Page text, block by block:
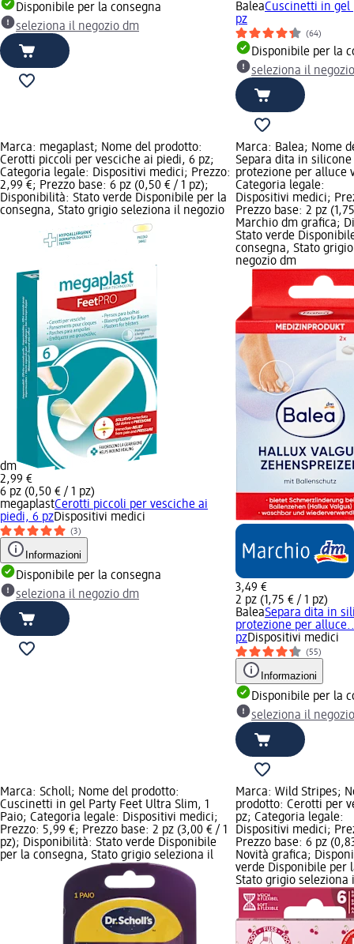
Disponibile per la consegna
seleziona il negozio dm
BaleaCuscinetti in gel
pz
(64)
Disponibile per la
seleziona il
Marca: megaplast; Nome del prodotto:
Cerotti piccoli per vesciche ai piedi, 6 pz;
Categoria legale: Dispositivi medici; Prezzo:
2,99 €; Prezzo base: 6 pz (0,50 € / 1 pz);
Disponibilità: Stato verde Disponibile per la
consegna, Stato grigio seleziona il negozio
dm
2,99 €
6 pz (0,50 € / 1 pz)
megaplastCerotti piccoli per vesciche ai
piedi, 6 pzDispositivi medici
(3)
Informazioni
Disponibile per la consegna
seleziona il negozio dm
Marca: Balea; Nome
Separa dita in silicone
protezione per alluce
Categoria legale:
Dispositivi medici;
Prezzo base: 2 pz
Marchio dm grafica;
Stato verde
consegna, Stato
negozio dm
3,49 €
2 pz (1,75 € / 1 pz)
BaleaSepara dita in
protezione per
pzDispositivi medici
(55)
Informazioni
Disponibile per la
seleziona il
Marca: Scholl; Nome del prodotto:
Cuscinetti in gel Party Feet Ultra Slim, 1
Paio; Categoria legale: Dispositivi medici;
Prezzo: 5,99 €; Prezzo base: 2 pz (3,00 € / 1
pz); Disponibilità: Stato verde Disponibile
per la consegna, Stato grigio seleziona il
Marca: Wild Stripes;
prodotto: Cerotti per
pz; Categoria legale:
Dispositivi medici;
Prezzo base: 6 pz
Novità grafica;
verde Disponibile per
Stato grigio seleziona